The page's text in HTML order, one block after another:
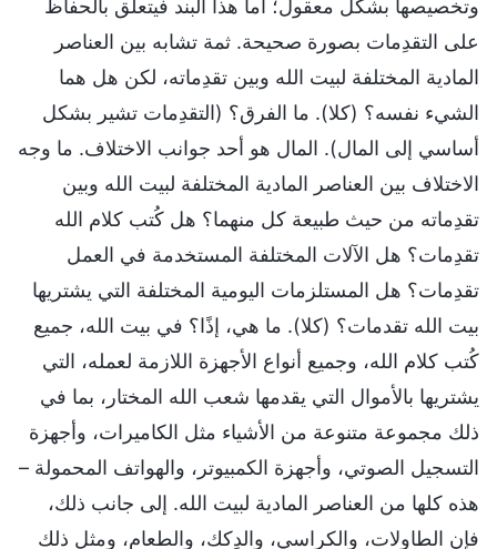
وتخصيصها بشكل معقول؛ أما هذا البند فيتعلق بالحفاظ
على التقدِمات بصورة صحيحة. ثمة تشابه بين العناصر
المادية المختلفة لبيت الله وبين تقدِماته، لكن هل هما
الشيء نفسه؟ (كلا). ما الفرق؟ (التقدِمات تشير بشكل
أساسي إلى المال). المال هو أحد جوانب الاختلاف. ما وجه
الاختلاف بين العناصر المادية المختلفة لبيت الله وبين
تقدِماته من حيث طبيعة كل منهما؟ هل كُتب كلام الله
تقدِمات؟ هل الآلات المختلفة المستخدمة في العمل
تقدِمات؟ هل المستلزمات اليومية المختلفة التي يشتريها
بيت الله تقدمات؟ (كلا). ما هي، إذًا؟ في بيت الله، جميع
كُتب كلام الله، وجميع أنواع الأجهزة اللازمة لعمله، التي
يشتريها بالأموال التي يقدمها شعب الله المختار، بما في
ذلك مجموعة متنوعة من الأشياء مثل الكاميرات، وأجهزة
التسجيل الصوتي، وأجهزة الكمبيوتر، والهواتف المحمولة –
هذه كلها من العناصر المادية لبيت الله. إلى جانب ذلك،
فإن الطاولات، والكراسي، والدِكك، والطعام، ومثل ذلك